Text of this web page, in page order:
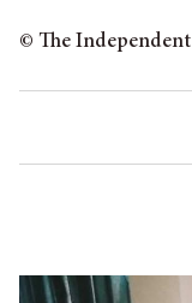
© The Independent